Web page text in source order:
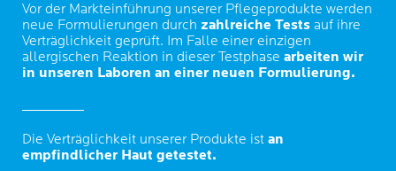
Vor der Markteinführung unserer Pflegeprodukte werden
neue Formulierungen durch zahlreiche Tests auf ihre
Verträglichkeit geprüft. Im Falle einer einzigen
allergischen Reaktion in dieser Testphase arbeiten wir
in unseren Laboren an einer neuen Formulierung.
Die Verträglichkeit unserer Produkte ist an
empfindlicher Haut getestet.